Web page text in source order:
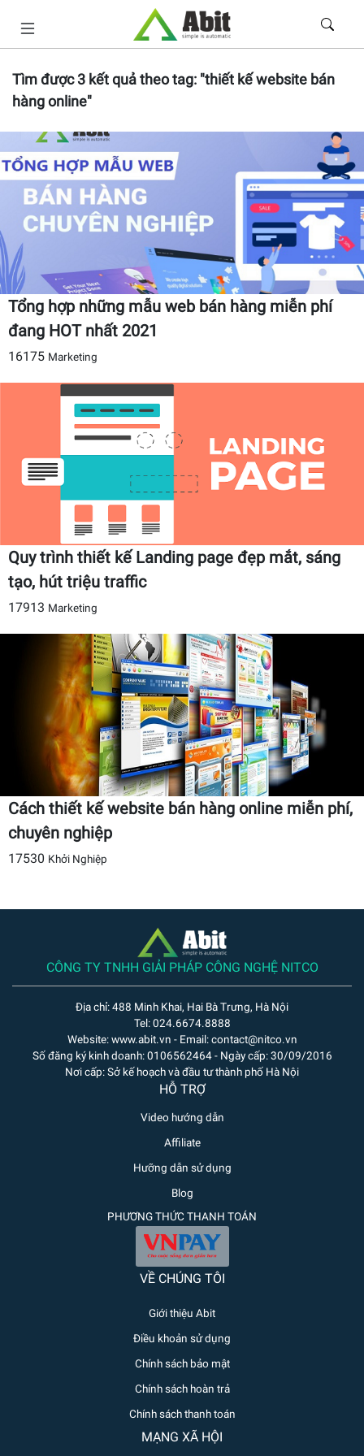
Tìm được3 kết quả theo tag: "thiết kế website bán
hàng online"
Tổng hợp những mẫu web bán hàng miễn phí
đang HOT nhất 2021
16175 Marketing
Quy trình thiết kế Landing page đẹp mắt, sáng
tạo, hút triệu traffic
17913 Marketing
Cách thiết kế website bán hàng online miễn phí,
chuyên nghiệp
17530 Khởi Nghiệp
CÔNG TY TNHH GIẢI PHÁP CÔNG NGHỆ NITCO
Địa chỉ: 488 Minh Khai, Hai Bà Trưng, Hà Nội
Tel: 024.6674.8888
Website: www.abit.vn - Email: contact@nitco.vn
Số đăng ký kinh doanh: 0106562464 - Ngày cấp: 30/09/2016
Nơi cấp: Sở kế hoạch và đầu tư thành phố Hà Nội
HỖ TRỢ
Video hướng dẫn
Affiliate
Hưỡng dẫn sử dụng
Blog
PHƯƠNG THỨC THANH TOÁN
VỀ CHÚNG TÔI
Giới thiệu Abit
Điều khoản sử dụng
Chính sách bảo mật
Chính sách hoàn trả
Chính sách thanh toán
MẠNG XÃ HỘI